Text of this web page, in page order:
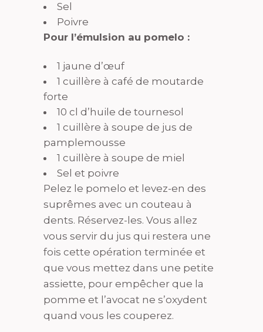
Sel
Poivre
Pour l’émulsion au pomelo :
1 jaune d’œuf
1 cuillère à café de moutarde
forte
10 cl d’huile de tournesol
1 cuillère à soupe de jus de
pamplemousse
1 cuillère à soupe de miel
Sel et poivre
Pelez le pomelo et levez-en des
suprêmes avec un couteau à
dents. Réservez-les. Vous allez
vous servir du jus qui restera une
fois cette opération terminée et
que vous mettez dans une petite
assiette, pour empêcher que la
pomme et l’avocat ne s’oxydent
quand vous les couperez.